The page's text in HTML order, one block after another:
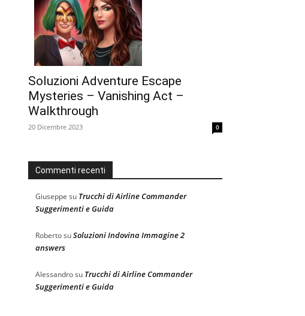
Soluzioni Adventure Escape
Mysteries – Vanishing Act –
Walkthrough
20 Dicembre 2023 0
Commenti recenti
Giuseppe su Trucchi di Airline Commander
Suggerimenti e Guida
RobertosuSoluzioni Indovina Immagine 2
answers
Alessandrosu Trucchi di Airline Commander
Suggerimenti e Guida